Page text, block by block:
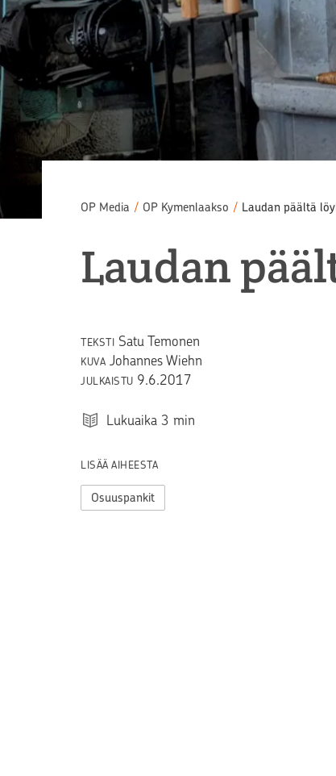
OP Media / OP Kymenlaakso / Laudan päältä
Laudan
TEKSTI Satu Temonen
KUVA Johannes Wiehn
JULKAISTU 9.6.2017
Lukuaika 3 min
LISÄÄ AIHEESTA
Osuuspankit